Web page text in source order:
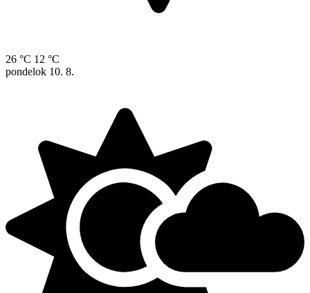
26 °C 12 °C
pondelok 10. 8.